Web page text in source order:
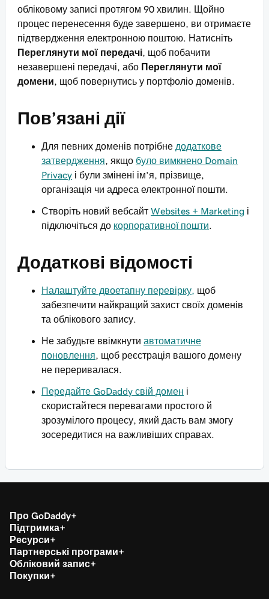
обліковому записі протягом 90 хвилин. Щойно
процес перенесення буде завершено, ви отримаєте
підтвердження електронною поштою. Натисніть
Переглянути мої передачі , щоб побачити
незавершені передачі, або Переглянути мої
домени , щоб повернутись у портфоліо доменів.
Пов’язані дії
Для певних доменів потрібне додаткове
затвердження , якщо було вимкнено Domain
Privacy і були змінені ім’я, прізвище,
організація чи адреса електронної пошти.
Створіть новий вебсайт Websites + Marketing і
підключіться до корпоративної пошти
Додаткові відомості
Налаштуйте двоетапну перевірку,
щоб
забезпечити найкращий захист своїх доменів
та облікового запису.
Не забудьте ввімкнути автоматичне
поновлення , щоб реєстрація вашого домену
не переривалася.
Передайте GoDaddy свій домен і
скористайтеся перевагами простого й
зрозумілого процесу, який дасть вам змогу
зосередитися на важливіших справах.
Про GoDaddy
Підтримка
Ресурси
Партнерські програми
Обліковий запис
Покупки